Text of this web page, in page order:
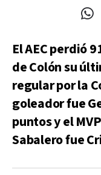
El AEC perdió
de Colón su
regular por la
goleador fue
puntos y el
Sabalero fue